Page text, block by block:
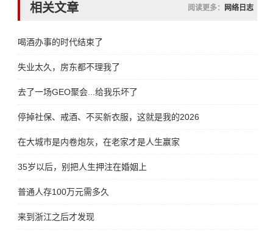
相关文章 阅读更多： 网络日志
喝酒办事的时代结束了
失业太久，房东都不理我了
去了一场GEO聚会...给我乐坏了
停掉社保、戒酒、不买新衣服，这就是我的2026
在大城市是内卷炮灰，在老家才是人生赢家
35岁以后，别把人生押注在婚姻上
普通人存100万元需多久
来到浙江之后才发现